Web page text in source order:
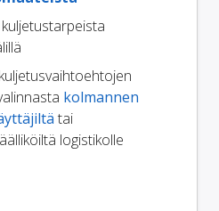
kuljetustarpeista
kuljetusvaihtoehtojen
kolmannen
tai
logistikolle